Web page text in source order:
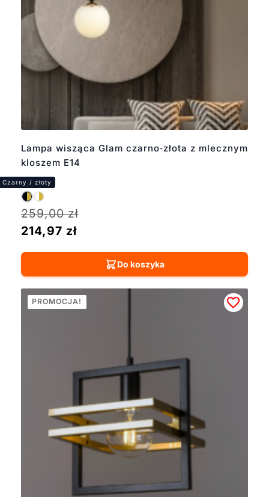
Lampa wisząca Glam czarno‑złota z mlecznym
kloszem E14
259,00zł
214,97 zł
Do koszyka
PROMOCJA!